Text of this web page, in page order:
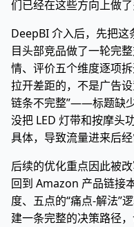
们已经在这些方向上做
DeepBI 介入后，先把
目头部竞品做了一轮完
情、评价五个维度逐项
拉开差距的，不是广告
链条不完整”——标题缺
没把 LED 灯带和按摩头
具体，导致流量进来后经
后续的优化重点因此被
回到 Amazon 产品链接
度、五点的“痛点-解法”
建一条完整的决策路径